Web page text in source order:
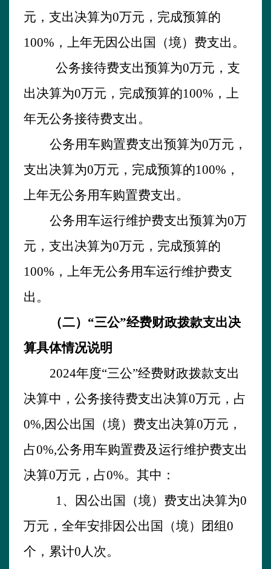
元，支出决算为0万元，完成预算的
100% ，上年无因公出国（境）费支出 。
公务接待费支出预算为0万元，支
出决算为0万元，完成预算的100% ， 上
年无公务接待费支出。
公务用车购置费支出预算为0万元，
支出决算为0万元，完成预算的100% ，
上年无公务用车购置费支出。
公务用车运行维护费支出预算为0万
元，支出决算为0万元，完成预算的
100% ， 上年无公务用车运行维护费支
出。
（二） “三公”经费财政拨款支出决
算具体情况说明
2024年度“三公”经费财政拨款支出
决算中，公务接待费支出决算0万元，占
0%,因公出国（境）费支出决算0万元，
占0%,公务用车购置费及运行维护费支出
决算0万元，占0%。其中：
1、 因公出国（境）费支出决算为0
万元，全年安排因公出国（境）团组0
个，累计0人次。